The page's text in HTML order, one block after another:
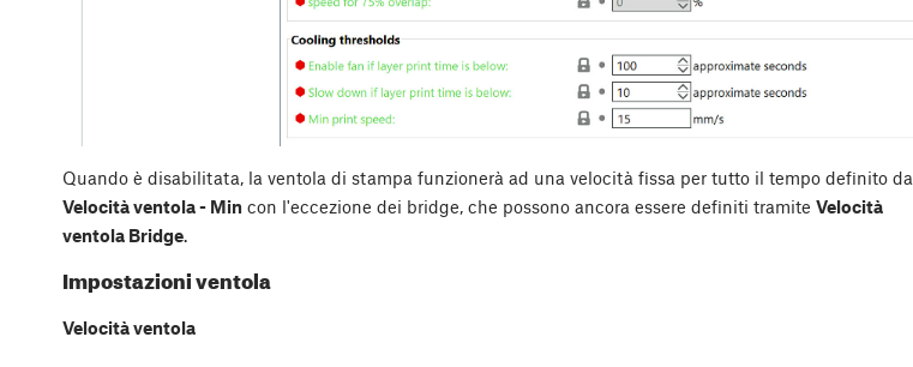
Quando è disabilitata, la ventola di stampa funzionerà ad una velocità fissa per tutto il tempo definito da
Velocità ventola - Min con l'eccezione dei bridge, che possono ancora essere definiti tramite Velocità
ventola Bridge.
Impostazioni ventola
Velocità ventola